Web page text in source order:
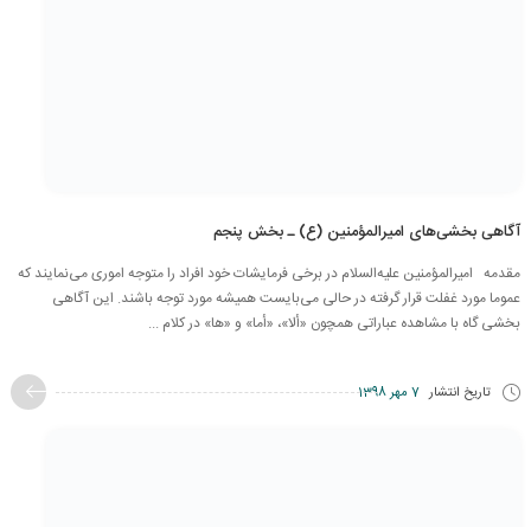
آگاهی بخشی‌های امیرالمؤمنین (ع) ـ بخش پنجم
مقدمه امیرالمؤمنین علیه‌السلام در برخی فرمایشات خود افراد را متوجه اموری می‌نمایند که
عموما مورد غفلت قرار گرفته در حالی می‌بایست همیشه مورد توجه باشند. این آگاهی
بخشی گاه با مشاهده عباراتی همچون «ألا»، «أما» و «ها» در کلام ...
تاریخ انتشار 7 مهر 1398